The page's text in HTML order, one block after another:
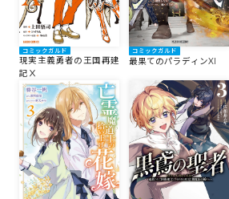
コミックガルド
現実主義勇者の王国再建
記Ⅹ
コミックガルド
最果てのパラディンXI